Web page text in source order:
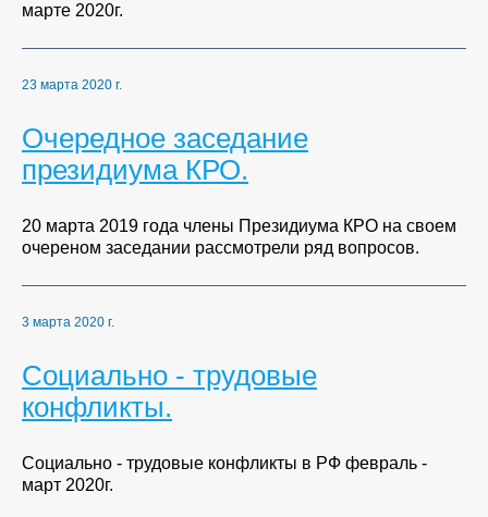
марте 2020г.
23 марта 2020 г.
Очередное заседание
президиума КРО.
20 марта 2019 года члены Президиума КРО на своем
очереном заседании рассмотрели ряд вопросов.
3 марта 2020 г.
Социально - трудовые
конфликты.
Социально - трудовые конфликты в РФ февраль -
март 2020г.